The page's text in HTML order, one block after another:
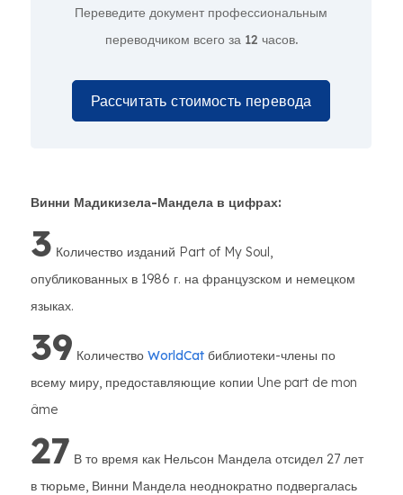
Переведите документ профессиональным
переводчиком всего за 12 часов.
Рассчитать стоимость перевода
Винни Мадикизела-Мандела в цифрах:
3 Количество изданий Part of My Soul,
опубликованных в 1986 г. на французском и немецком
языках.
39 Количество WorldCat библиотеки-члены по
всему миру, предоставляющие копии Une part de mon
âme
27 В то время как Нельсон Мандела отсидел 27 лет
в тюрьме, Винни Мандела неоднократно подвергалась